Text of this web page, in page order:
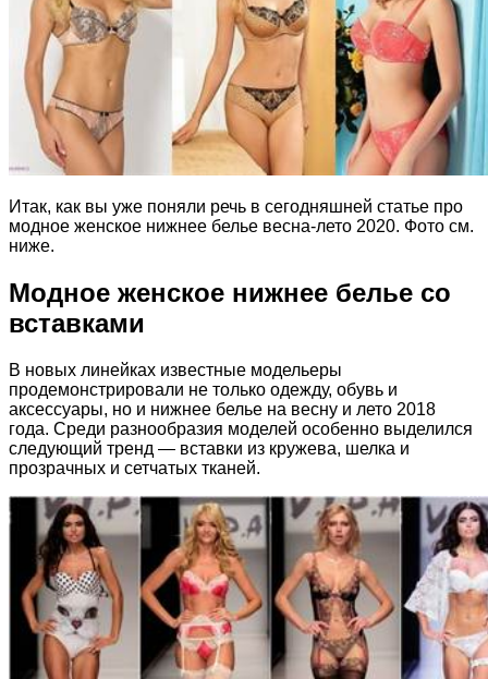
Итак, как вы уже поняли речь в сегодняшней статье про
модное женское нижнее белье весна-лето 2020. Фото см.
ниже.
Модное женское нижнее белье со
вставками
В новых линейках известные модельеры
продемонстрировали не только одежду, обувь и
аксессуары, но и нижнее белье на весну и лето 2018
года. Среди разнообразия моделей особенно выделился
следующий тренд — вставки из кружева, шелка и
прозрачных и сетчатых тканей.